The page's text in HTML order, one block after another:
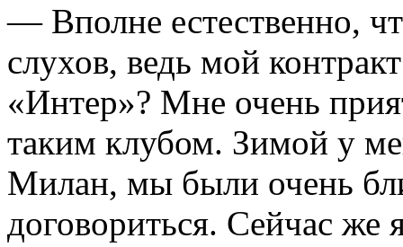
— Вполне естественно,
слухов, ведь мой
«Интер»? Мне очень
таким клубом. Зимой у
Милан, мы были очень
договориться. Сейчас же